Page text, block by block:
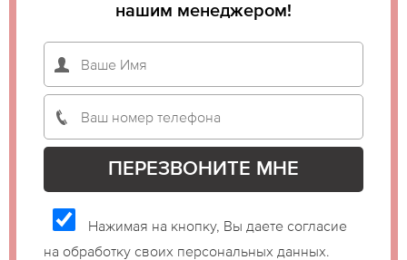
нашим менеджером!
Нажимая на кнопку, Вы даете согласие
на обработку своих персональных данных.